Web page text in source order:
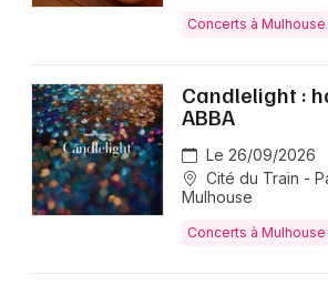
Concerts à Mulhouse
Candlelight :
ABBA
Le 26/09/2026
Cité du Train -
Mulhouse
Concerts à Mulhouse